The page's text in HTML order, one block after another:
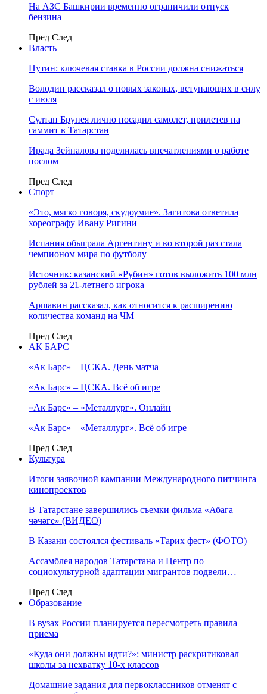
На АЗС Башкирии временно ограничили отпуск
бензина
Пред След
Власть
Путин: ключевая ставка в России должна снижаться
Володин рассказал о новых законах, вступающих в силу
с июля
Султан Брунея лично посадил самолет, прилетев на
саммит в Татарстан
Ирада Зейналова поделилась впечатлениями о работе
послом
Пред След
Спорт
«Это, мягко говоря, скудоумие». Загитова ответила
хореографу Ивану Ригини
Испания обыграла Аргентину и во второй раз стала
чемпионом мира по футболу
Источник: казанский «Рубин» готов выложить 100 млн
рублей за 21-летнего игрока
Аршавин рассказал, как относится к расширению
количества команд на ЧМ
Пред След
АК БАРС
«Ак Барс» – ЦСКА. День матча
«Ак Барс» – ЦСКА. Всё об игре
«Ак Барс» – «Металлург». Онлайн
«Ак Барс» – «Металлург». Всё об игре
Пред След
Культура
Итоги заявочной кампании Международного питчинга
кинопроектов
В Татарстане завершились съемки фильма «Абага
чәчәге» (ВИДЕО)
В Казани состоялся фестиваль «Тарих фест» (ФОТО)
Ассамблея народов Татарстана и Центр по
социокультурной адаптации мигрантов подвели…
Пред След
Образование
В вузах России планируется пересмотреть правила
приема
«Куда они должны идти?»: министр раскритиковал
школы за нехватку 10-х классов
Домашние задания для первоклассников отменят с